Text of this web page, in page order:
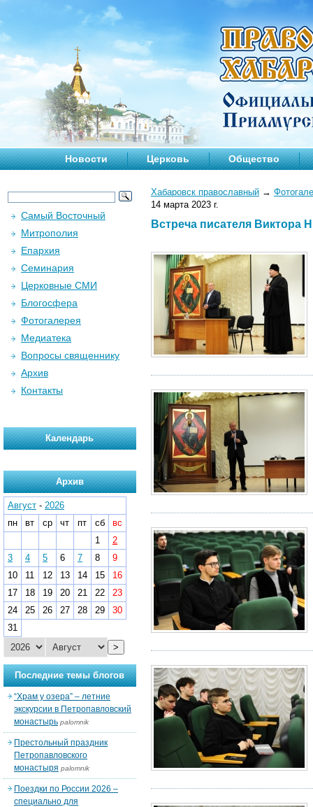
Новости Церковь Общество
Хабаровск православный →
14 марта 2023 г.
Встреча писателя Виктора
Самый Восточный
Митрополия
Епархия
Семинария
Церковные СМИ
Блогосфера
Фотогалерея
Медиатека
Вопросы священнику
Архив
Контакты
Календарь
Архив
Август - 2026
пн
вт ср чт пт сб
вс
1
2
3
4 5 6 7 8
9
10
11 12 13 14 15
16
17
18 19 20 21 22
23
24
25 26 27 28 29
30
31
>
Последние темы блогов
“Храм у озера” – летние
экскурсии в Петропавловский
монастырь palomnik
Престольный праздник
Петропавловского
монастыря palomnik
Поездки по России 2026 –
специально для